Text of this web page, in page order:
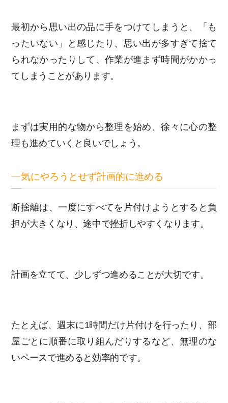
最初から思い出の品に手をつけてしまうと、「も
ったいない」と感じたり、思い出が多すぎて捨て
られなかったりして、作業が進まず時間がかかっ
てしまうことがあります。
まずは実用的な物から整理を始め、徐々に心の整
理も進めていくと良いでしょう。
一気にやろうとせず計画的に進める
断捨離は、一度にすべてを片付けようとすると負
担が大きくなり、途中で挫折しやすくなります。
計画を立てて、少しずつ進めることが大切です。
たとえば、週末に1時間だけ片付けを行ったり、部
屋ごとに順番に取り組んだりするなど、無理のな
いペースで進めると効率的です。